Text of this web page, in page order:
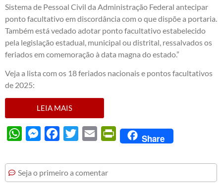
Sistema de Pessoal Civil da Administração Federal antecipar
ponto facultativo em discordância com o que dispõe a portaria.
Também está vedado adotar ponto facultativo estabelecido
pela legislação estadual, municipal ou distrital, ressalvados os
feriados em comemoração à data magna do estado.”
Veja a lista com os 18 feriados nacionais e pontos facultativos
de 2025:
LEIA MAIS
WhatsAppMessengerFacebook
Twitter Email PrintFriendly
Share
Seja o primeiro a comentar